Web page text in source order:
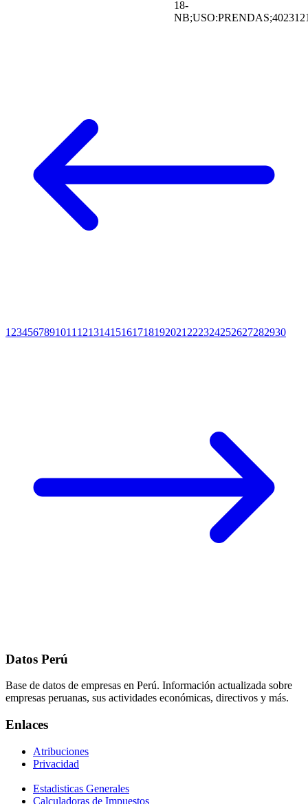
18-
1 234567891011 12131415161718192021 222324252627282930
Datos Perú
Base de datos de empresas en Perú. Información actualizada sobre
empresas peruanas, sus actividades económicas, directivos y más.
Enlaces
Atribuciones
Privacidad
Estadisticas Generales
Calculadoras de Impuestos